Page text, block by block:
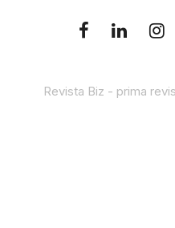
Revista Biz - prima